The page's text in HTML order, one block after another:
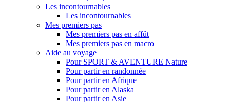
Les incontournables
Les incontournables
Mes premiers pas
Mes premiers pas en affût
Mes premiers pas en macro
Aide au voyage
Pour SPORT & AVENTURE Nature
Pour partir en randonnée
Pour partir en Afrique
Pour partir en Alaska
Pour partir en Asie